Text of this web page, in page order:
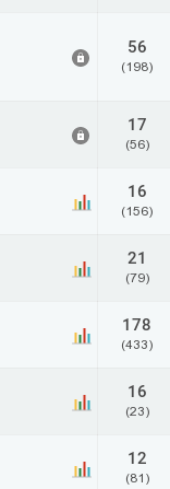
56
(198)
17
(56)
16
(156)
21
(79)
178
(433)
16
(23)
12
(81)